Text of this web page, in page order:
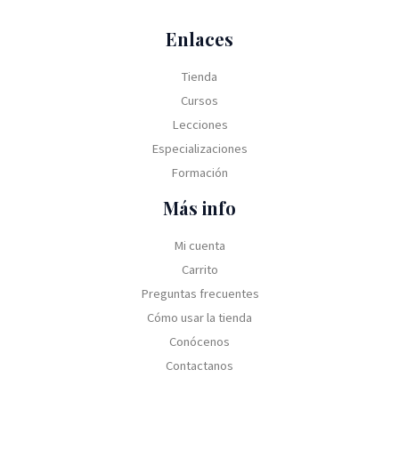
Enlaces
Tienda
Cursos
Lecciones
Especializaciones
Formación
Más info
Mi cuenta
Carrito
Preguntas frecuentes
Cómo usar la tienda
Conócenos
Contactanos